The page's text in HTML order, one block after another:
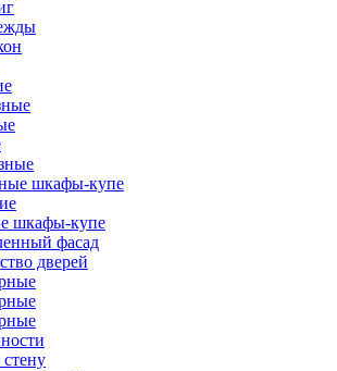
шкафы-купе
шкафы-купе
фасад
дверей